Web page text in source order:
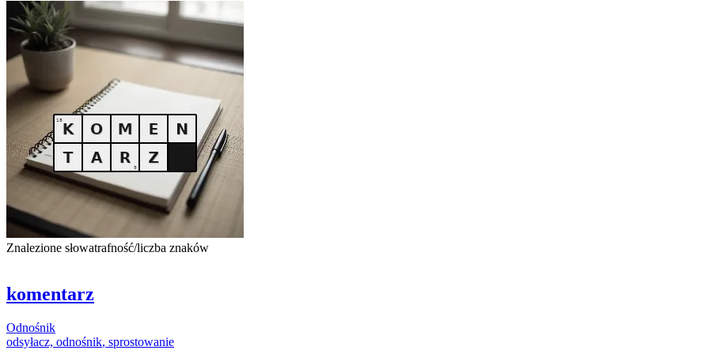
Znalezione słowatrafność/liczba znaków
komentarz
Odnośnik
odsyłacz, odnośnik, sprostowanie